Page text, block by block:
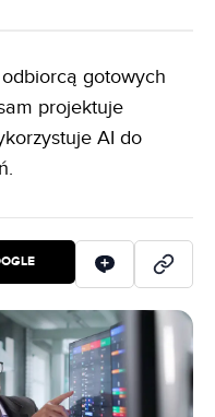
gotowych
projektuje
AI do